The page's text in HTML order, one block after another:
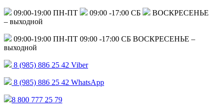
09:00-19:00 ПН-ПТ 09:00 -17:00 СБ
ВОСКРЕСЕНЬЕ
– выходной
09:00-19:00 ПН-ПТ 09:00 -17:00 СБ ВОСКРЕСЕНЬЕ –
выходной
8 (985) 886 25 42 Viber
8 (985) 886 25 42 WhatsApp
8 800 777 25 79